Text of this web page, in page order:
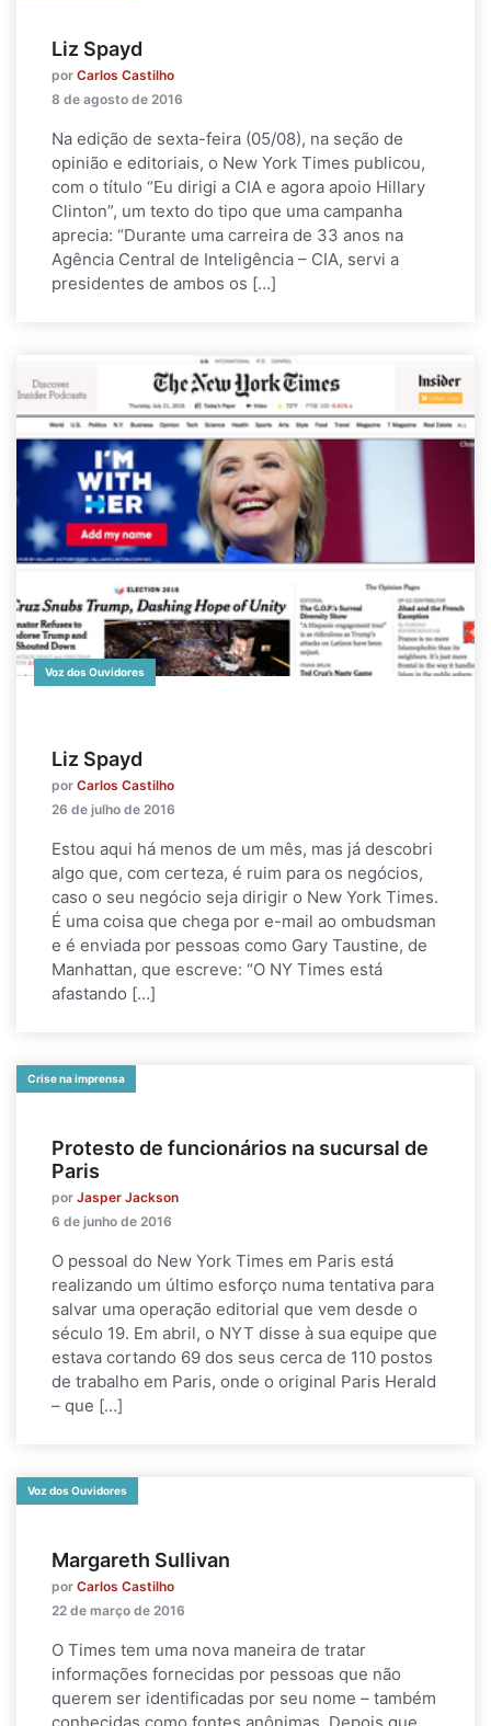
Liz Spayd
por Carlos Castilho
8 de agosto de 2016
Na edição de sexta-feira (05/08), na seção de
opinião e editoriais, o New York Times publicou,
com o título “Eu dirigi a CIA e agora apoio Hillary
Clinton”, um texto do tipo que uma campanha
aprecia: “Durante uma carreira de 33 anos na
Agência Central de Inteligência – CIA, servi a
presidentes de ambos os […]
Voz dos Ouvidores
Liz Spayd
por Carlos Castilho
26 de julho de 2016
Estou aqui há menos de um mês, mas já descobri
algo que, com certeza, é ruim para os negócios,
caso o seu negócio seja dirigir o New York Times.
É uma coisa que chega por e-mail ao ombudsman
e é enviada por pessoas como Gary Taustine, de
Manhattan, que escreve: “O NY Times está
afastando […]
Crise na imprensa
Protesto de funcionários na sucursal de
Paris
por Jasper Jackson
6 de junho de 2016
O pessoal do New York Times em Paris está
realizando um último esforço numa tentativa para
salvar uma operação editorial que vem desde o
século 19. Em abril, o NYT disse à sua equipe que
estava cortando 69 dos seus cerca de 110 postos
de trabalho em Paris, onde o original Paris Herald
– que […]
Voz dos Ouvidores
Margareth Sullivan
por Carlos Castilho
22 de março de 2016
O Times tem uma nova maneira de tratar
informações fornecidas por pessoas que não
querem ser identificadas por seu nome – também
conhecidas como fontes anônimas. Depois que